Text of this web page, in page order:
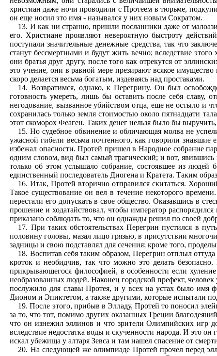
христиан даже ночи проводили с Протеем в тюрьме,
он еще носил это имя - назывался у них новым Сократом.
13. И как ни странно, пришли посланники даже от
его. Христиане проявляют невероятную быстроту
поступали значительные денежные средства, так что
станут бессмертными и будут жить вечно; вследствие
они братья друг другу, после того как отрекутся от
это учение, они в равной мере презирают всякое
скоро делается весьма богатым, издеваясь над простаками.
14. Возвратимся, однако, к Перегрину. Он был
готовность умереть, лишь бы оставить после себя
негодование, вызванное убийством отца, еще не остыло и
сохранилась только земля стоимостью около пятнадцати
этот скоморох Феаген. Таких денег нельзя было бы
15. Но судебное обвинение и обличающая молва не
ужасной гибели весьма почтенного, как говорили
избежал опасности. Протей пришел в Народное собрание
одним словом, вид был самый трагический; и вот, явившись
только об этом услышало собрание, состоявшее из
единственный последователь Диогена и Кратета. Таким
16. Итак, Протей вторично отправился скитаться.
Такое существование он вел в течение некоторого
перестали его допускать в свое общество. Оказавшись в
прошение и ходатайствовал, чтобы император
приказано соблюдать то, что он однажды решил по своей
17. При таких обстоятельствах Перегрин пустился в
половину головы, мазал лицо грязью, в присутствии
задницы и свою подставлял для сечения; кроме того,
18. Воспитав себя таким образом, Перегрин отплыл
кроток и необидчив, так что можно это делать
прикрывающегося философией, в особенности если
необразованных людей. Наконец городской префект,
послужило для славы Протея, и у всех на устах было имя
Дионом и Эпиктетом, а также другими, которые испытали
19. После этого, прибыв в Элладу, Протей то поносил
за то, что тот, помимо других оказанных Греции
что он изнежил эллинов и что зрители Олимпийских игр
вследствие недостатка воды и скученности народа. И это
искал убежища у алтаря Зевса и там нашел спасение от
20. На следующей же олимпиаде Протей прочел перед